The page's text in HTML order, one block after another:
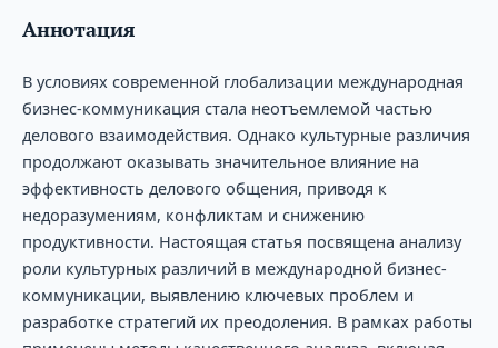
Аннотация
В условиях современной глобализации международная
бизнес-коммуникация стала неотъемлемой частью
делового взаимодействия. Однако культурные различия
продолжают оказывать значительное влияние на
эффективность делового общения, приводя к
недоразумениям, конфликтам и снижению
продуктивности. Настоящая статья посвящена анализу
роли культурных различий в международной бизнес-
коммуникации, выявлению ключевых проблем и
разработке стратегий их преодоления. В рамках работы